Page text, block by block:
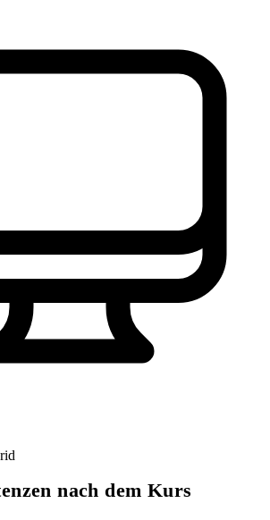
nach dem Kurs